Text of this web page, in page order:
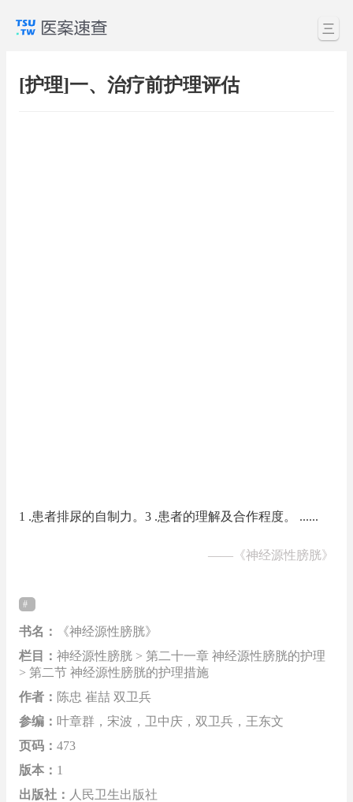
三
[护理]一、治疗前护理评估
1 .患者排尿的自制力。3 .患者的理解及合作程度。 ......
—— 《神经源性膀胱》
书名：
《神经源性膀胱》
栏目： 神经源性膀胱 > 第二十一章 神经源性膀胱的护理
> 第二节 神经源性膀胱的护理措施
作者： 陈忠 崔喆 双卫兵
参编： 叶章群，宋波，卫中庆，双卫兵，王东文
页码： 473
版本： 1
出版社： 人民卫生出版社